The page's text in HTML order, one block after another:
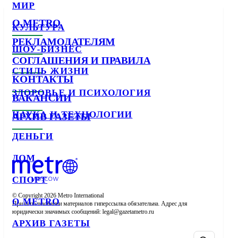
МИР
КУЛЬТУРА
ШОУ-БИЗНЕС
СТИЛЬ ЖИЗНИ
ЗДОРОВЬЕ И ПСИХОЛОГИЯ
НАУКА И ТЕХНОЛОГИИ
ДЕНЬГИ
ДОМ
СПОРТ
О METRO
АРХИВ ГАЗЕТЫ
О METRO
РЕКЛАМОДАТЕЛЯМ
СОГЛАШЕНИЯ И ПРАВИЛА
КОНТАКТЫ
ВАКАНСИИ
АРХИВ ГАЗЕТЫ
© Copyright 2026 Metro International
При использовании материалов гиперссылка обязательна. Адрес для
юридически значимых сообщений: